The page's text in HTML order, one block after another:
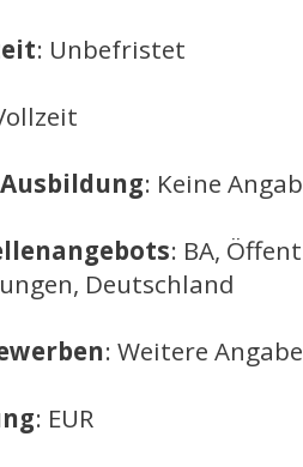
: Unbefristet
: Keine
: BA,
Deutschland
: Weitere
: EUR